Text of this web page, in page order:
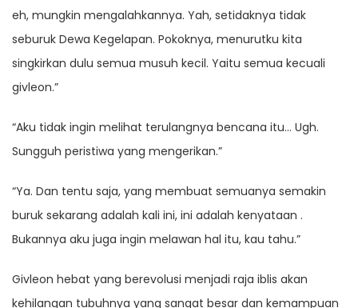
eh, mungkin mengalahkannya. Yah, setidaknya tidak
seburuk Dewa Kegelapan. Pokoknya, menurutku kita
singkirkan dulu semua musuh kecil. Yaitu semua kecuali
givleon.”
“Aku tidak ingin melihat terulangnya bencana itu… Ugh.
Sungguh peristiwa yang mengerikan.”
“Ya. Dan tentu saja, yang membuat semuanya semakin
buruk sekarang adalah kali ini, ini adalah kenyataan .
Bukannya aku juga ingin melawan hal itu, kau tahu.”
Givleon hebat yang berevolusi menjadi raja iblis akan
kehilangan tubuhnya yang sangat besar dan kemampuan